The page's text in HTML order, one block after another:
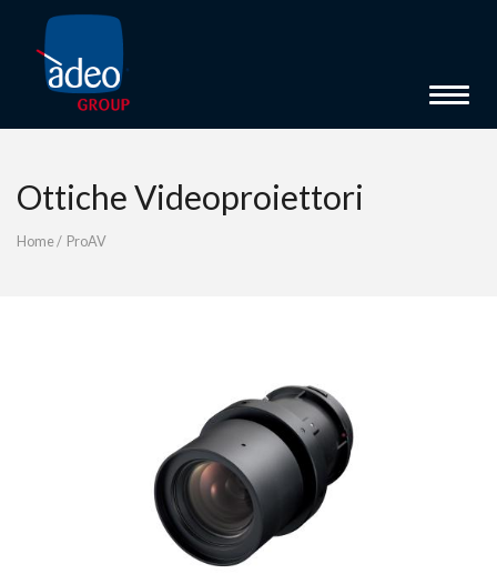
Toggle
Ottiche Videoproiettori
Home/ ProAV